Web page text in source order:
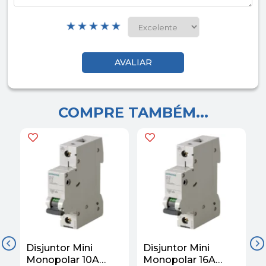
COMPRE TAMBÉM...
Disjuntor Mini
Monopolar 10A
Disjuntor Mini
Monopolar 16A